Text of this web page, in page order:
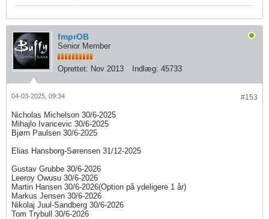
fmprOB
Senior Member
Oprettet: Nov 2013 Indlæg: 45733
#153
04-03-2025, 09:34
Nicholas Michelson 30/6-2025
Mihajlo Ivancevic 30/6-2025
Bjørn Paulsen 30/6-2025
Elias Hansborg-Sørensen 31/12-2025
Gustav Grubbe 30/6-2026
Leeroy Owusu 30/6-2026
Martin Hansen 30/6-2026(Option på ydeligere 1 år)
Markus Jensen 30/6-2026
Nikolaj Juul-Sandberg 30/6-2026
Tom Trybull 30/6-2026